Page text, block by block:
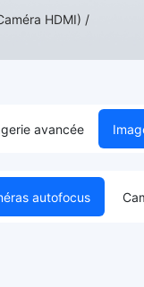
HDMI) /
avancée
autofocus